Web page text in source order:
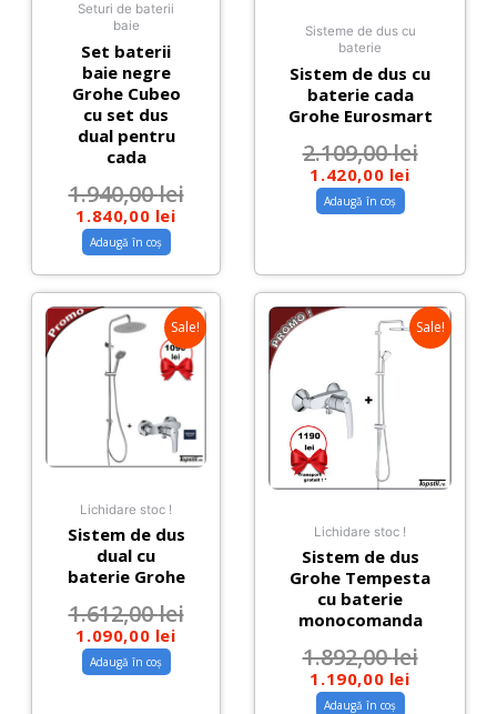
Seturi de baterii
baie
Set baterii
baie negre
Grohe Cubeo
cu set dus
dual pentru
cada
1.940,00lei
1.840,00 lei
Adaugă în coș
Sisteme de dus cu
baterie
Sistem de dus cu
baterie cada
Grohe Eurosmart
2.109,00lei
1.420,00 lei
Adaugă în coș
Sale!
Lichidare stoc !
Sistem de dus
dual cu
baterie Grohe
1.612,00lei
1.090,00 lei
Adaugă în coș
Sale!
Lichidare stoc !
Sistem de dus
Grohe Tempesta
cu baterie
monocomanda
1.892,00lei
1.190,00 lei
Adaugă în coș